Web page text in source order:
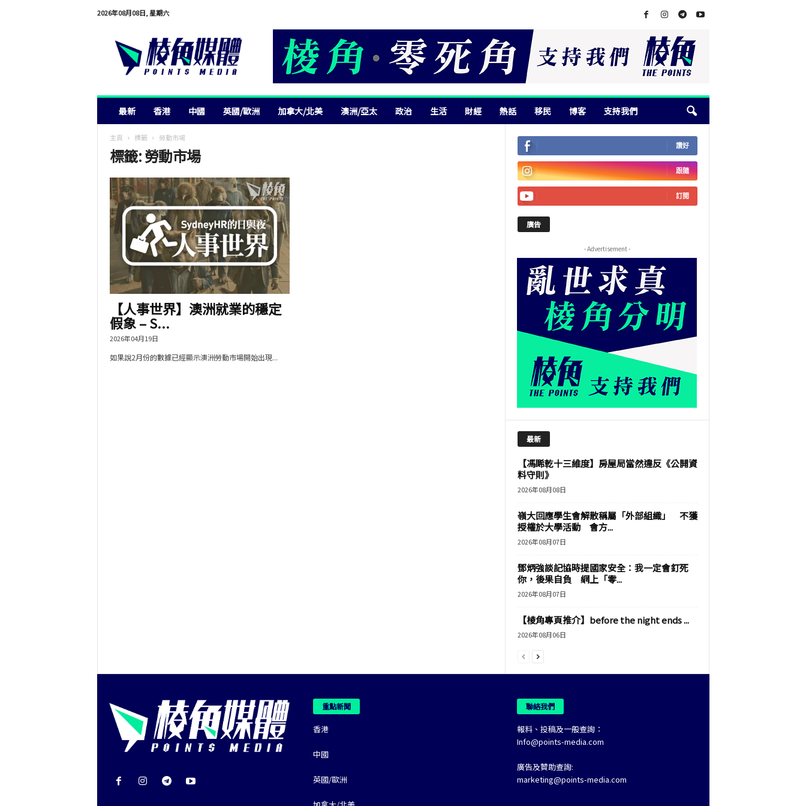
2026年08月08日, 星期六
最新 香港 中國 英國/歐洲 加拿大/北美 澳洲/亞太 政治 生活 財經 熱話 移民 博客 支持我們
主頁 標籤 勞動市場
標籤: 勞動市場
【人事世界】澳洲就業的穩定
假象 – S...
2026年04月19日
如果說2月份的數據已經顯示澳洲勞動市場開始出現...
讚好
跟隨
訂閱
廣告
- Advertisement -
最新
【馮睎乾十三維度】房屋局當然違反《公開資
料守則》
2026年08月08日
嶺大回應學生會解散稱屬「外部組織」 不獲
授權於大學活動 會方...
2026年08月07日
鄧炳強談記協時提國家安全：我一定會釘死
你，後果自負 網上「零...
2026年08月07日
【棱角專頁推介】before the night ends ...
2026年08月06日
重點新聞
香港
中國
英國/歐洲
聯絡我們
報料、投稿及一般查詢：
Info@points-media.com
廣告及贊助查詢:
marketing@points-media.com